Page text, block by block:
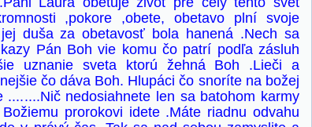
,pokore ,obete, obetavo plní svoje
duša za obetavosť bola hanená .Nech sa
Pán Boh vie komu čo patrí podľa zásluh
uznanie sveta ktorú žehná Boh .Lieči a
čo dáva Boh. Hlupáci čo snoríte na božej
nedosiahnete len sa batohom karmy
prorokovi idete .Máte riadnu odvahu